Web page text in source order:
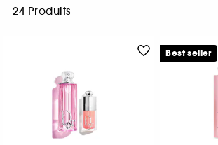
24 Produits
Best seller